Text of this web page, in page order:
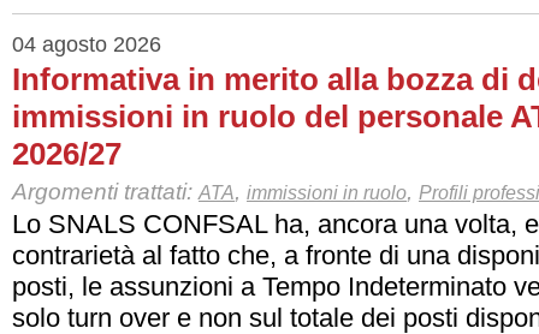
04 agosto 2026
Informativa in merito alla bozza di
immissioni in ruolo del personale
2026/27
Argomenti trattati: ATA, immissioni in ruolo, Profili
Lo SNALS CONFSAL ha, ancora una volta,
contrarietà al fatto che, a fronte di una
posti, le assunzioni a Tempo Indeterminato
solo turn over e non sul totale dei posti